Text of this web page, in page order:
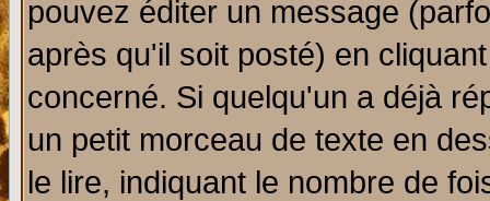
pouvez éditer un message
après qu'il soit posté) en
concerné. Si quelqu'un a déjà
un petit morceau de texte en
le lire, indiquant le nombre de